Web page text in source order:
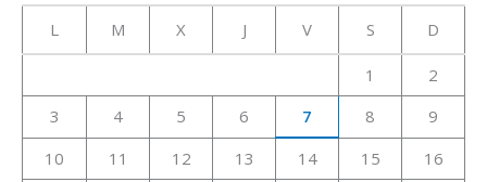
L M X J V S D
1
2
3
4 5 6 7 8
9
10
11 12 13 14 15
16